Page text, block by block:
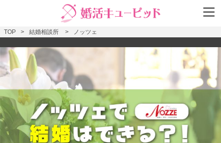
TOP 結婚相談所 ノッツェ